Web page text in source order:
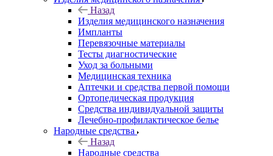
Назад
Изделия медицинского назначения
Импланты
Перевязочные материалы
Тесты диагностические
Уход за больными
Медицинская техника
Аптечки и средства первой помощи
Ортопедическая продукция
Средства индивидуальной защиты
Лечебно-профилактическое белье
Народные средства
Назад
Народные средства